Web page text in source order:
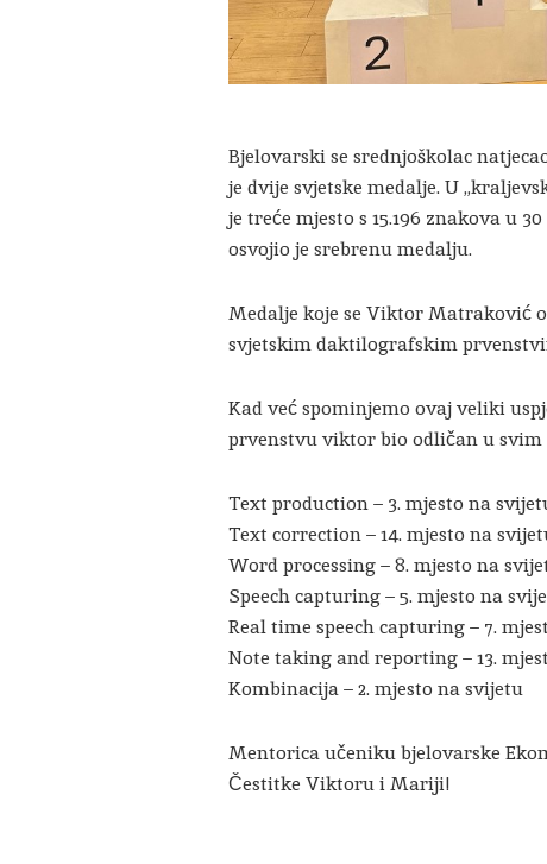
Bjelovarski se srednjoškolac
je dvije svjetske medalje. U
je treće mjesto s 15.196 znakova u
osvojio je srebrenu medalju.
Medalje koje se Viktor Matraković
svjetskim daktilografskim
Kad već spominjemo ovaj veliki
prvenstvu viktor bio odličan u
Text production – 3. mjesto na
Text correction – 14. mjesto na
Word processing – 8. mjesto na
Speech capturing – 5. mjesto na
Real time speech capturing – 7.
Note taking and reporting – 13.
Kombinacija – 2. mjesto na svijetu
Mentorica učeniku bjelovarske
Čestitke Viktoru i Mariji!